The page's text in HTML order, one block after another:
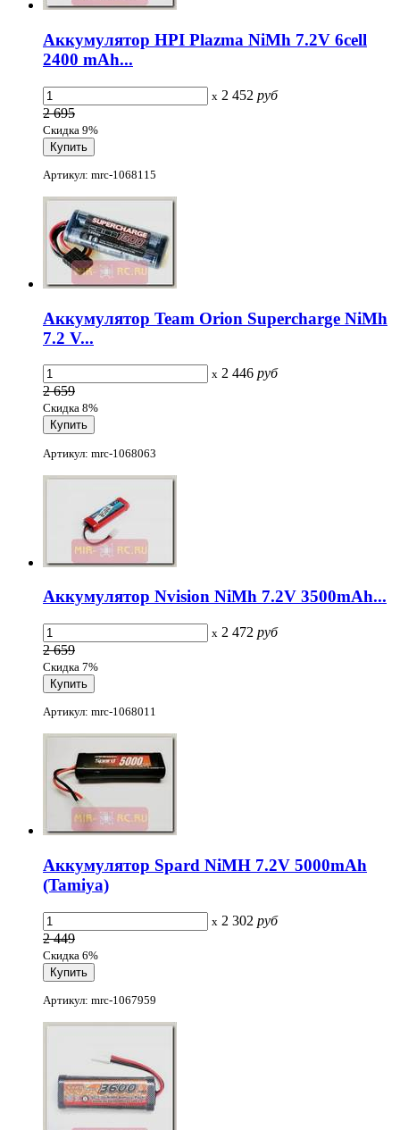
Аккумулятор HPI Plazma NiMh 7.2V 6cell
2400 mAh...
x 2 452 руб
2 695
Скидка 9%
Артикул: mrc-1068115
Аккумулятор Team Orion Supercharge NiMh
7.2 V...
x 2 446 руб
2 659
Скидка 8%
Артикул: mrc-1068063
Аккумулятор Nvision NiMh 7.2V 3500mAh...
x 2 472 руб
2 659
Скидка 7%
Артикул: mrc-1068011
Аккумулятор Spard NiMH 7.2V 5000mAh
(Tamiya)
x 2 302 руб
2 449
Скидка 6%
Артикул: mrc-1067959